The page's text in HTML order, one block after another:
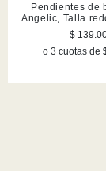
Pendientes de
Angelic, Talla
Blancos,
rosa
$
o 3 cuotas de